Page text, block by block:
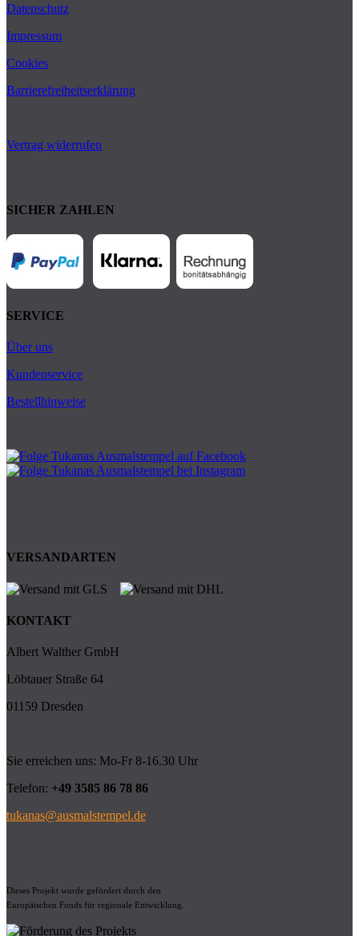
Datenschutz
Impressum
Cookies
Barrierefreiheitserklärung
Vertrag widerrufen
SICHER ZAHLEN
SERVICE
Über uns
Kundenservice
Bestellhinweise
VERSANDARTEN
KONTAKT
Albert Walther GmbH
Löbtauer Straße 64
01159 Dresden
Sie erreichen uns: Mo-Fr 8-16.30 Uhr
Telefon: +49 3585 86 78 86
tukanas@ausmalstempel.de
Dieses Projekt wurde gefördert durch den
Europäischen Fonds für regionale Entwicklung.